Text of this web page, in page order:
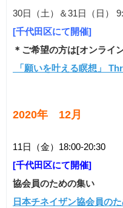
30日（土）＆31日（日）
[千代田区にて開催]
＊ご希望の方は[オンライ
「願いを叶える瞑想」
2020年 12月
11日（金）18:00-20:30
[千代田区にて開催]
協会員のための集い
日本チネイザン協会員の